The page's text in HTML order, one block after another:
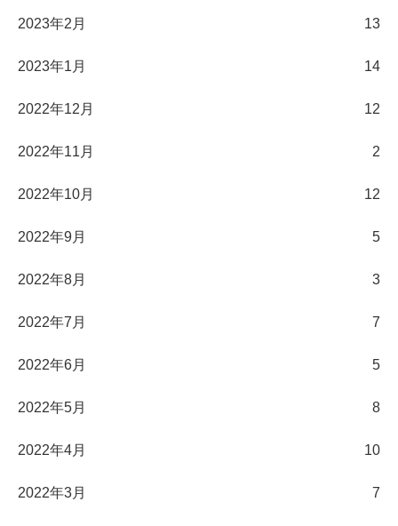
2023年2月 13
2023年1月 14
2022年12月 12
2022年11月 2
2022年10月 12
2022年9月 5
2022年8月 3
2022年7月 7
2022年6月 5
2022年5月 8
2022年4月 10
2022年3月 7